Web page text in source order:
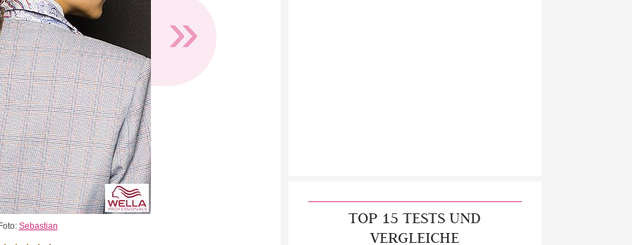
»
Sebastian
TOP 15 TESTS UND
VERGLEICHE